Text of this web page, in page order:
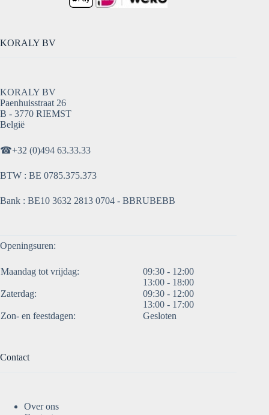
KORALY BV
KORALY BV
Paenhuisstraat 26
B - 3770 RIEMST
België
☎+32 (0)494 63.33.33
BTW : BE 0785.375.373
Bank : BE10 3632 2813 0704 - BBRUBEBB
Openingsuren:
Maandag tot vrijdag:
09:30 - 12:00
13:00 - 18:00
Zaterdag:
09:30 - 12:00
13:00 - 17:00
Zon- en feestdagen:
Gesloten
Contact
Over ons